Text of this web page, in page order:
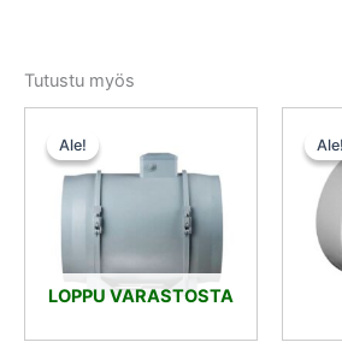
Tutustu myös
Ale!
LOPPU VARASTOSTA
Ale!
oli:
252,00 €.239,40 €.
Ale!
Ale!